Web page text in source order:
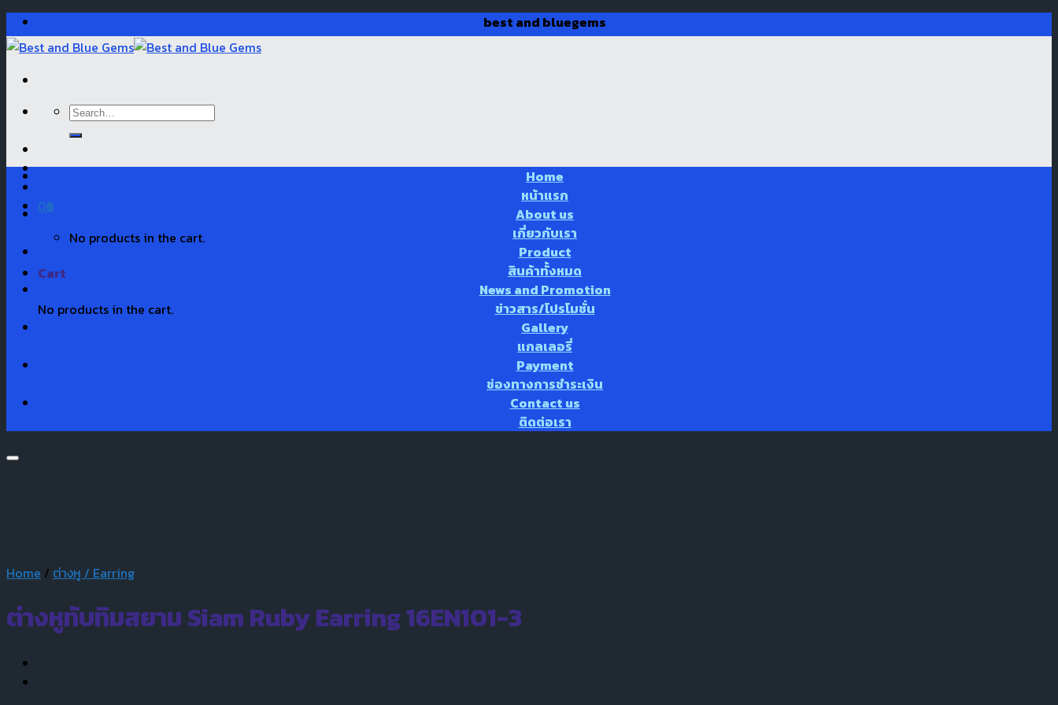
Skip
to
content
best and bluegems
Search
for:
0฿
No products in the cart.
Cart
No products in the cart.
Home
หน้าแรก
About us
เกี่ยวกับเรา
Product
สินค้าทั้งหมด
News and Promotion
ข่าวสาร/โปรโมชั่น
Gallery
แกลเลอรี่
Payment
ช่องทางการชำระเงิน
Contact us
ติดต่อเรา
Home / ต่างหู / Earring
ต่างหูทับทิมสยาม Siam Ruby Earring 16EN101-3